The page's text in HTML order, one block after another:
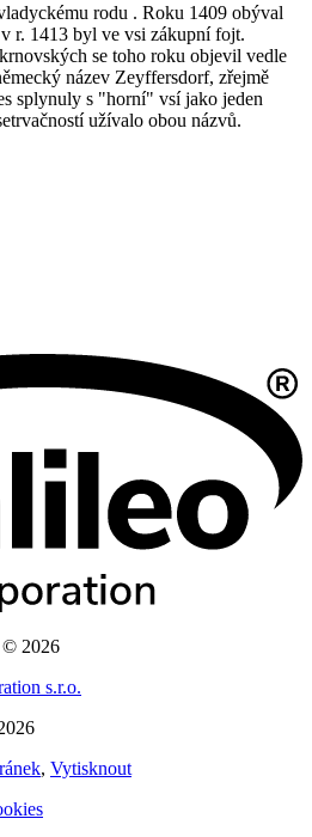
rodu . Roku 1409 obýval
r. 1413 byl ve vsi zákupní fojt.
se toho roku objevil vedle
název Zeyffersdorf, zřejmě
splynuly s "horní" vsí jako jeden
užívalo obou názvů.
© 2026
s.r.o.
, Vytisknout